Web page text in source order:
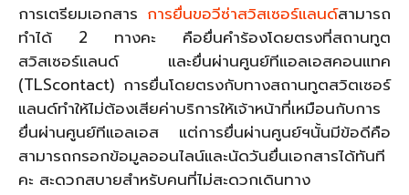
การเตรียมเอกสาร การยื่นขอวีซ่าสวิสเซอร์แลนด์สามารถ
ทำได้ 2 ทางคะ คือยื่นคำร้องโดยตรงที่สถานทูต
สวิสเซอร์แลนด์ และยื่นผ่านศูนย์ทีแอลเอสคอนแทค
(TLScontact) การยื่นโดยตรงกับทางสถานทูตสวิตเซอร์
แลนด์ทำให้ไม่ต้องเสียค่าบริการให้เจ้าหน้าที่เหมือนกับการ
ยื่นผ่านศูนย์ทีแอลเอส แต่การยื่นผ่านศูนย์ฯนั้นมีข้อดีคือ
สามารถกรอกข้อมูลออนไลน์และนัดวันยื่นเอกสารได้ทันที
คะ สะดวกสบายสำหรับคนที่ไม่สะดวกเดินทาง